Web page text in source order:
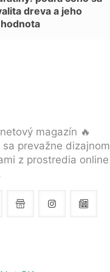
dreva a jeho
magazín 🔥
prevažne dizajnom
z prostredia online